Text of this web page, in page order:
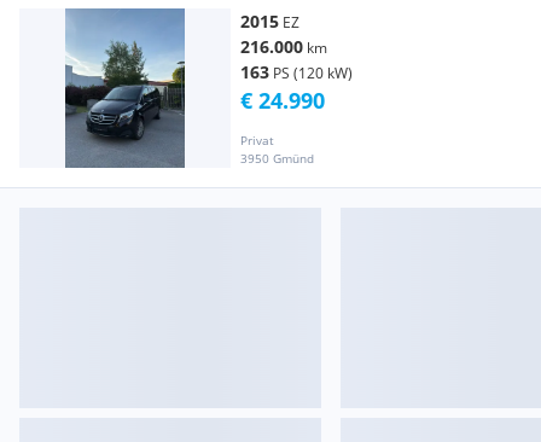
2015 EZ
216.000 km
163 PS (120 kW)
Privat
3950 Gmünd
€ 24.990